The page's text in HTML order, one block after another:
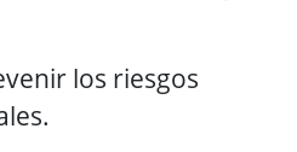
los riesgos